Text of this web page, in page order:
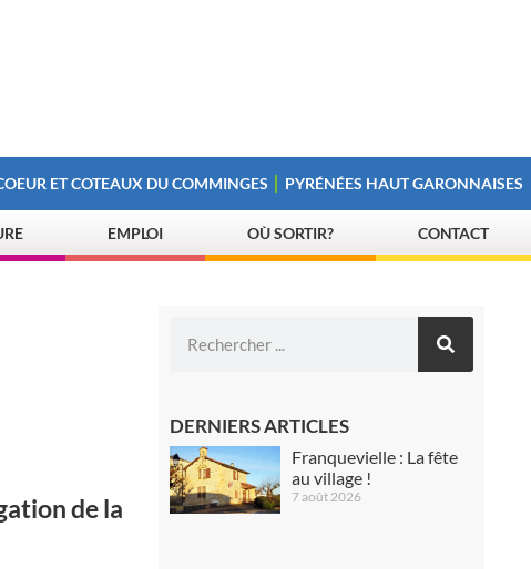
ET COTEAUX DU COMMINGES PYRÉNÉES HAUT GARONNAISES
EMPLOI OÙ SORTIR? CONTACT
de la
DERNIERS ARTICLES
Franquevielle : La fête
au village !
7 août 2026